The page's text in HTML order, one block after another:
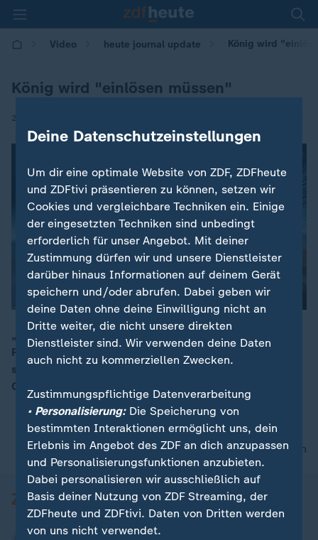
Video heute journal update König wird
König wird "einlösen müssen"
20.02.2026 | 00:30
00:12
„Dieser Tag bedeute viel für die Monarchie“, so Hilke
Petersen (ZDF). Die Auswirkungen der Epstein-Affäre
scheinen im Moment nirgends so groß zu sein, wie in
Großbritanien.
nach oben
Deine Datenschutzeinstellungen
Um dir eine optimale Website von ZDF, ZDFheute
und ZDFtivi präsentieren zu können, setzen wir
Cookies und vergleichbare Techniken ein. Einige
der eingesetzten Techniken sind unbedingt
erforderlich für unser Angebot. Mit deiner
Zustimmung dürfen wir und unsere Dienstleister
darüber hinaus Informationen auf deinem Gerät
speichern und/oder abrufen. Dabei geben wir
deine Daten ohne deine Einwilligung nicht an
Dritte weiter, die nicht unsere direkten
Dienstleister sind. Wir verwenden deine Daten
auch nicht zu kommerziellen Zwecken.
Zustimmungspflichtige Datenverarbeitung
• Personalisierung:Die Speicherung von
bestimmten Interaktionen ermöglicht uns, dein
Erlebnis im Angebot des ZDF an dich anzupassen
und Personalisierungsfunktionen anzubieten.
Dabei personalisieren wir ausschließlich auf
Basis deiner Nutzung von ZDF Streaming, der
ZDFheute und ZDFtivi. Daten von Dritten werden
von uns nicht verwendet.